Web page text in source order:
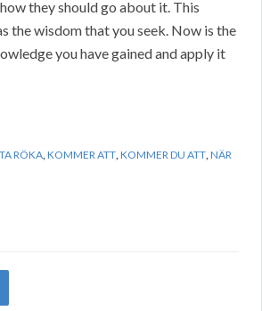
they should go about it. This
the wisdom that you seek. Now is the
you have gained and apply it
RÖKA,KOMMER ATT,KOMMER DU ATT,NÄR